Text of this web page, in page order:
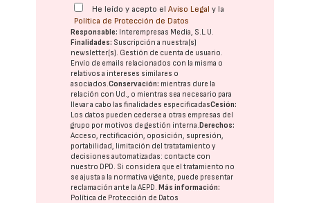
He leído y acepto elAviso Legal y la
Política de Protección de Datos
Responsable: Interempresas Media, S.L.U.
Finalidades: Suscripción a nuestra(s)
newsletter(s). Gestión de cuenta de usuario.
Envío de emails relacionados con la misma o
relativos a intereses similares o
asociados.Conservación: mientras dure la
relación con Ud., o mientras sea necesario para
llevar a cabo las finalidades especificadasCesión:
Los datos pueden cederse a otras empresas del
grupo por motivos de gestión interna.Derechos:
Acceso, rectificación, oposición, supresión,
portabilidad, limitación del tratatamiento y
decisiones automatizadas: contacte con
nuestro DPD. Si considera que el tratamiento no
se ajusta a la normativa vigente, puede presentar
reclamación ante laAEPD.Más información:
Política de Protección de Datos